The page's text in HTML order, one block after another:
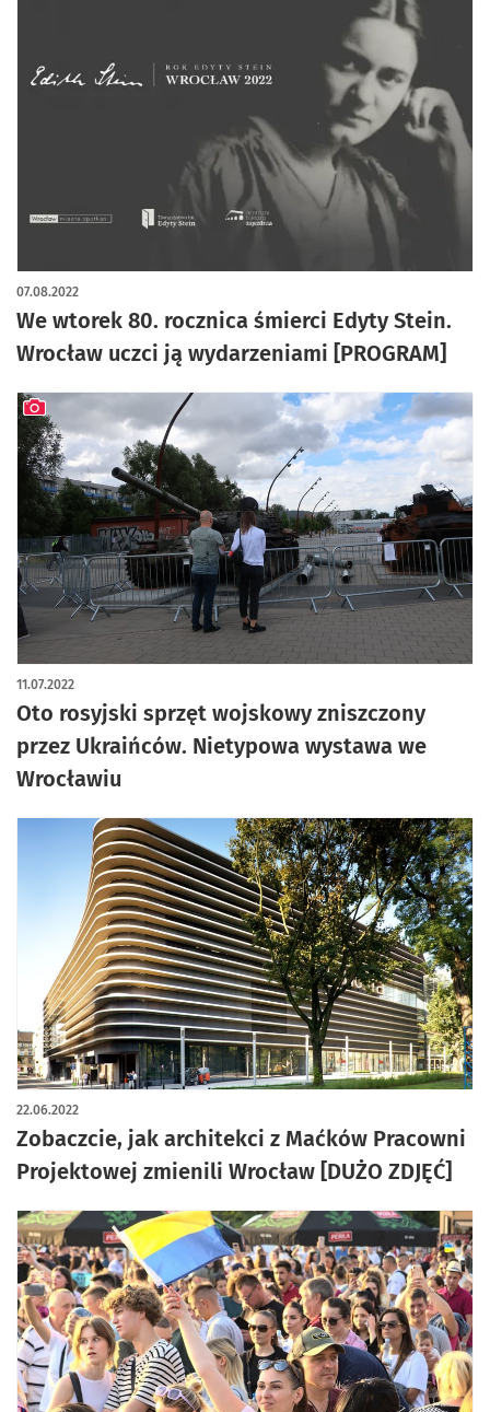
We wtorek 80. rocznica śmierci Edyty Stein.
Wrocław uczci ją wydarzeniami [PROGRAM]
07.08.2022
Oto rosyjski sprzęt wojskowy zniszczony
przez Ukraińców. Nietypowa wystawa we
Wrocławiu
11.07.2022
artykuł z galerią zdjęć
Zobaczcie, jak architekci z Maćków Pracowni
Projektowej zmienili Wrocław [DUŻO ZDJĘĆ]
22.06.2022